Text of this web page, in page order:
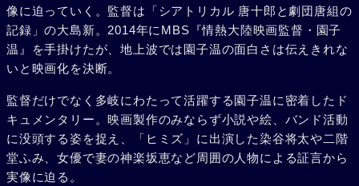
像に迫っていく。監督は「シアトリカル 唐十郎と劇団唐組の
記録」の大島新。2014年にMBS『情熱大陸映画監督・園子
温』を手掛けたが、地上波では園子温の面白さは伝えきれな
いと映画化を決断。
監督だけでなく多岐にわたって活躍する園子温に密着したド
キュメンタリー。映画製作のみならず小説や絵、バンド活動
に没頭する姿を捉え、「ヒミズ」に出演した染谷将太や二階
堂ふみ、女優で妻の神楽坂恵など周囲の人物による証言から
実像に迫る。